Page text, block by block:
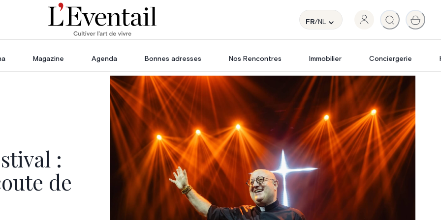
FR/NL
Voyage, Évasion & Escapade
Magazine Agenda Bonnes adresses Nos Rencontres Immobilier Conciergerie
:
de